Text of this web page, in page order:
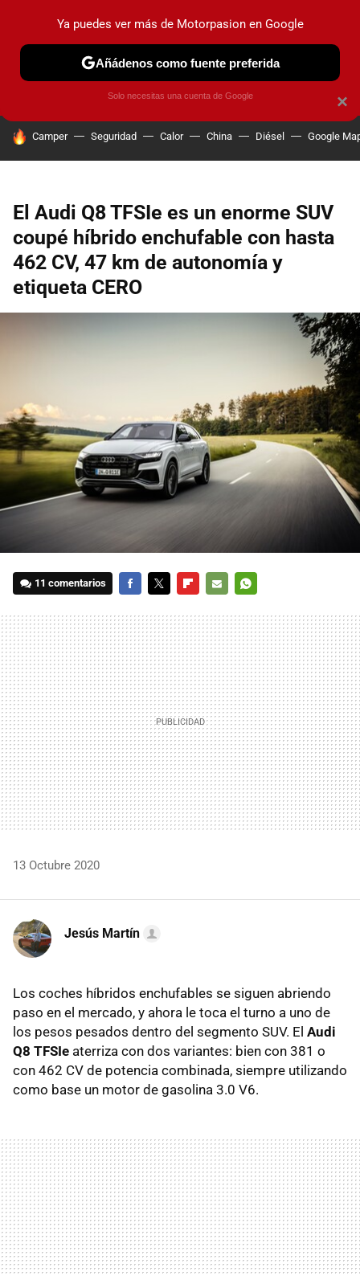
PRUEBAS COCHES ELÉCTRICOS OBSERVATORIO
HOY SE HABLA DE
Camper Seguridad Calor China Diésel Google
El Audi Q8 TFSIe es un enorme SUV
coupé híbrido enchufable con hasta
462 CV, 47 km de autonomía y
etiqueta CERO
11 comentarios
MAIL
13 Octubre 2020
Jesús Martín
Los coches híbridos enchufables se siguen abriendo
paso en el mercado, y ahora le toca el turno a uno de
los pesos pesados dentro del segmento SUV. El Audi
Q8 TFSIe aterriza con dos variantes: bien con 381 o
con 462 CV de potencia combinada, siempre utilizando
como base un motor de gasolina 3.0 V6.
×
Ya puedes ver más de Motorpasion en Google
Añádenos como fuente preferida
Solo necesitas una cuenta de Google